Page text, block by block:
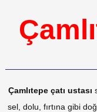
Çamlıtepe çatı ustası
sel, dolu, fırtına gibi